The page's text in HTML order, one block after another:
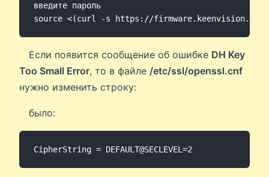
введите пароль
Если появится сообщение об ошибке DH Key
Too Small Error, то в файле /etc/ssl/openssl.cnf
нужно изменить строку:
было: